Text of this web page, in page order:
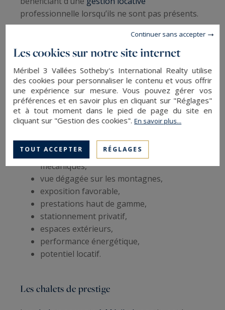
professionnelle lorsqu’ils ne sont pas présents.
les acheteurs à Méribel ?
Le marché immobilier de Méribel reste marqué
par une offre relativement limitée, notamment
sur les emplacements les plus recherchés. Les
acquéreurs accordent aujourd’hui une attention
proximité des pistes et des remontées
mécaniques,
vue dégagée sur les montagnes,
exposition favorable,
prestations haut de gamme,
stationnement privatif,
espaces extérieurs,
performance énergétique,
potentiel locatif.
Les chalets de prestige
Les cookies sur notre site internet
Méribel 3 Vallées Sotheby's International Realty utilise
des cookies pour personnaliser le contenu et vous offrir
une expérience sur mesure. Vous pouvez gérer vos
préférences et en savoir plus en cliquant sur "Réglages"
et à tout moment dans le pied de page du site en
cliquant sur "Gestion des cookies".En savoir plus...
TOUT ACCEPTER RÉGLAGES
Continuer sans accepter